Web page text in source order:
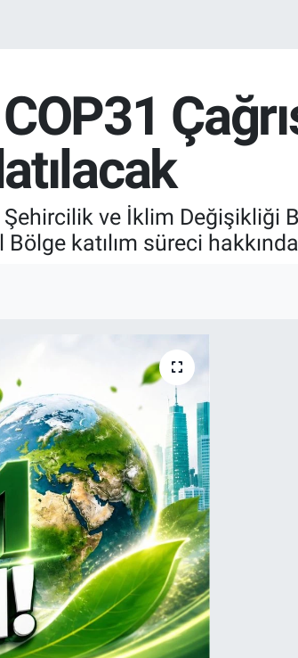
ve İklim Değişikliği
katılım süreci